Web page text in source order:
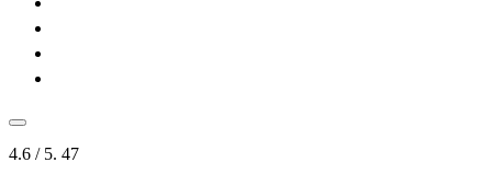
4.6 / 5. 47